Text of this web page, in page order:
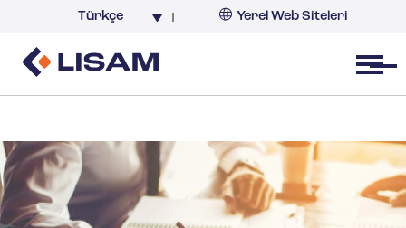
Türkçe Yerel Web Siteleri
Open menu